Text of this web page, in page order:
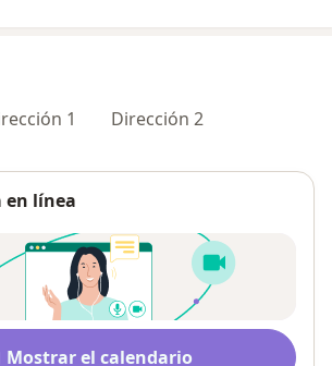
1 Dirección 2
en línea
Mostrar el calendario